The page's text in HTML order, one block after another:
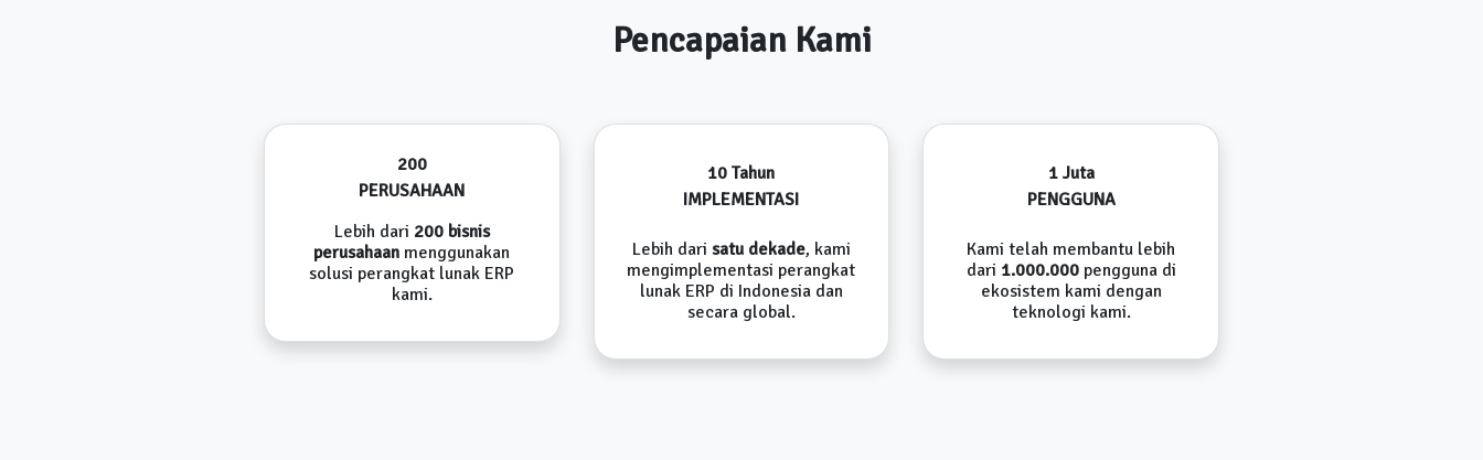
Pencapaian Kami
200
PERUSAHAAN
Lebih dari 200 bisnis
perusahaan menggunakan
solusi perangkat lunak ERP
kami.
10 Tahun
IMPLEMENTASI
Lebih dari satu dekade, kami
mengimplementasi perangkat
lunak ERP di Indonesia dan
secara global.
1 Juta
PENGGUNA
Kami telah membantu lebih
dari 1.000.000pengguna di
ekosistem kami dengan
teknologi kami.